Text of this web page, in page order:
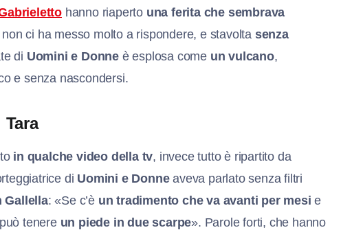
hanno riaperto una ferita che sembrava
ci ha messo molto a rispondere, e stavolta senza
di Uomini e Donne è esplosa come un vulcano,
e senza nascondersi.
in qualche video della tv, invece tutto è ripartito da
di Uomini e Donneaveva parlato senza filtri
Gallella: «Se c’è un tradimento che va avanti per mesie
tenere un piede in due scarpe». Parole forti, che hanno